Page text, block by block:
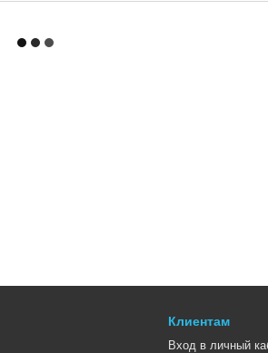
Клиентам
Вход в личный